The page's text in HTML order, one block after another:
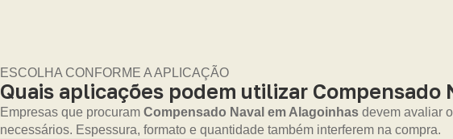
ESCOLHA CONFORME A APLICAÇÃO
Quais aplicações podem utilizar Compensado
Empresas que procuram Compensado Naval em Alagoinhas devem avaliar
necessários. Espessura, formato e quantidade também interferem na compra.